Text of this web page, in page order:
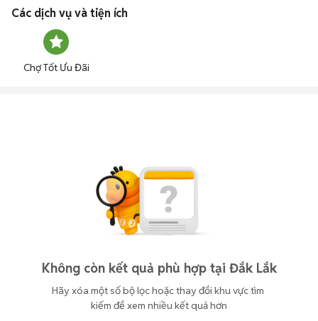
Các dịch vụ và tiện ích
Chợ Tốt Ưu Đãi
Không còn kết quả phù hợp tại Đắk Lắk
Hãy xóa một số bộ lọc hoặc thay đổi khu vực tìm
kiếm để xem nhiều kết quả hơn